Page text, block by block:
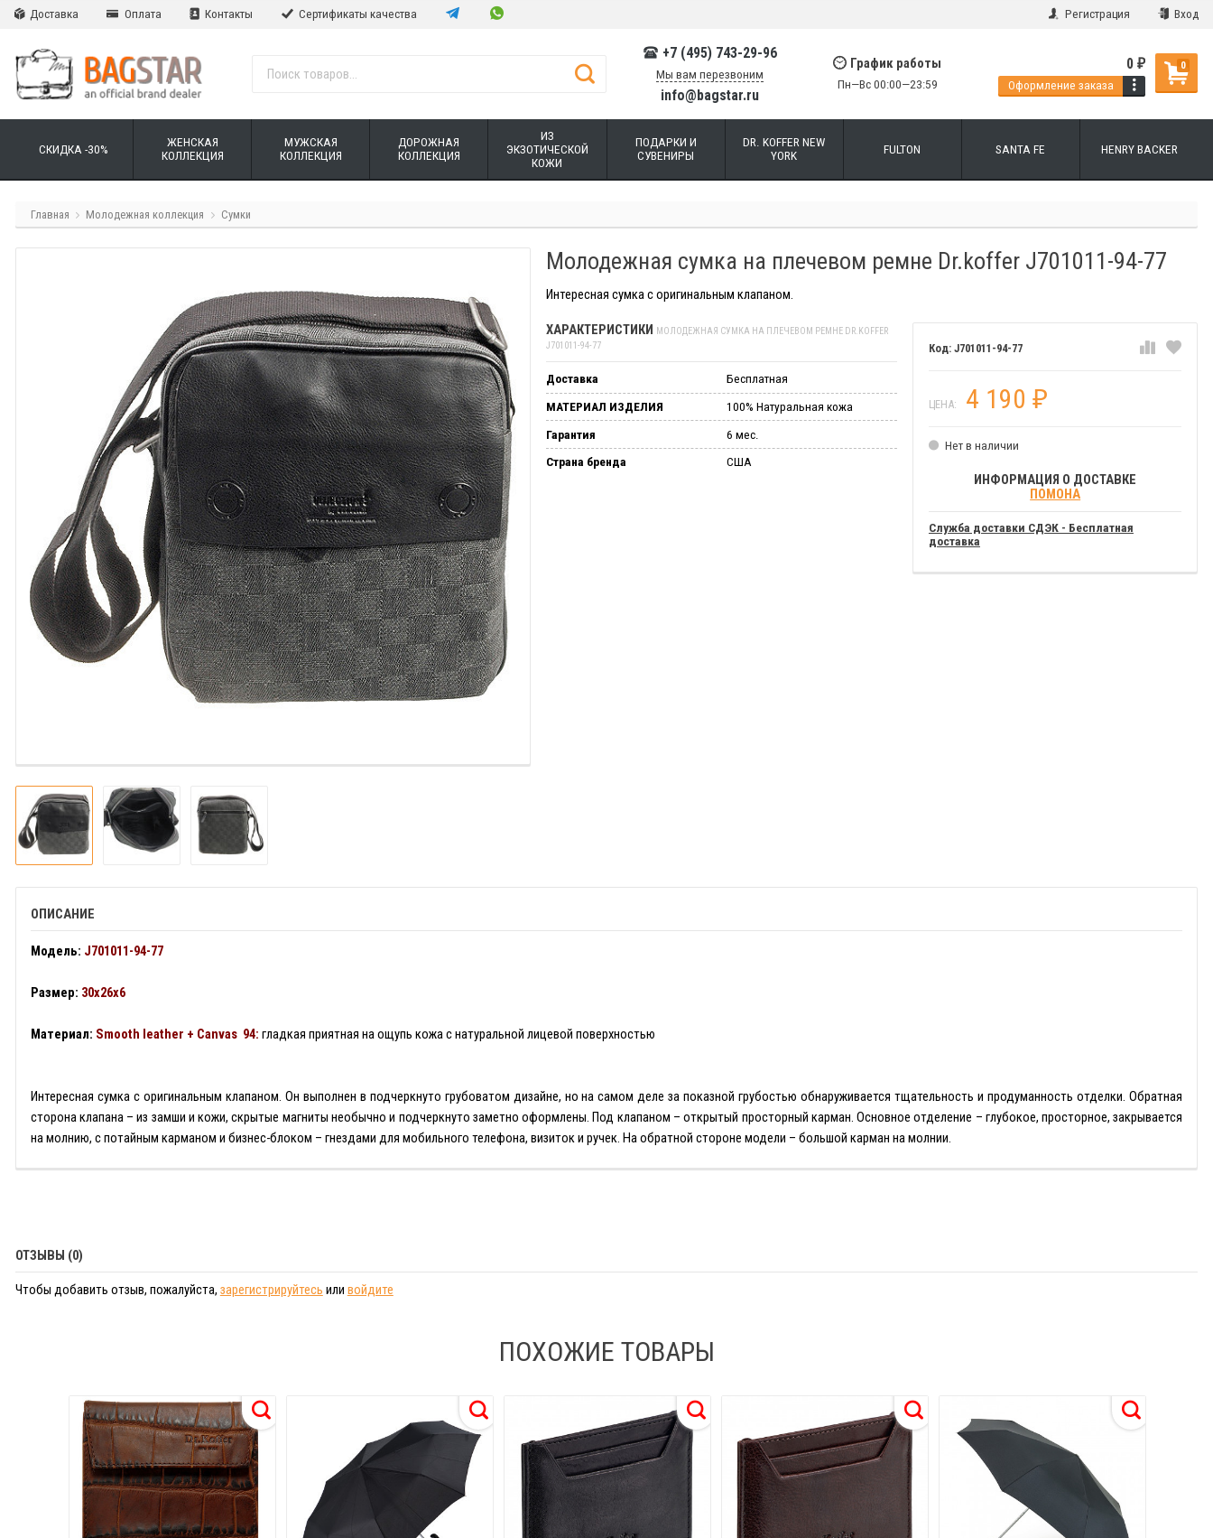
Доставка Оплата Контакты Сертификаты качества Регистрация Вход
+7 (495) 743-29-96
Мы вам перезвоним
info@bagstar.ru
График работы
Пн—Вс 00:00—23:59
0
0₽
Оформление заказа
СКИДКА -30%
ЖЕНСКАЯ
КОЛЛЕКЦИЯ
МУЖСКАЯ
КОЛЛЕКЦИЯ
ДОРОЖНАЯ
КОЛЛЕКЦИЯ
ИЗ
ЭКЗОТИЧЕСКОЙ
КОЖИ
ПОДАРКИ И
СУВЕНИРЫ
DR. KOFFER NEW
YORK
FULTON SANTA FE HENRY BACKER
Главная Молодежная коллекция Сумки
Молодежная сумка на плечевом ремне Dr.koffer J701011-94-77
Интересная сумка с оригинальным клапаном.
J701011-94-77
ЦЕНА: 4 190₽
Нет в наличии
ИНФОРМАЦИЯ О ДОСТАВКЕ
ПОМОНА
Служба доставки СДЭК - Бесплатная
доставка
ХАРАКТЕРИСТИКИ
МОЛОДЕЖНАЯ СУМКА НА ПЛЕЧЕВОМ РЕМНЕ DR.KOFFER
J701011-94-77
Доставка
Бесплатная
МАТЕРИАЛ ИЗДЕЛИЯ
100% Натуральная кожа
Гарантия
6 мес.
Страна бренда
США
ОПИСАНИЕ
Модель: J701011-94-77
Размер: 30x26x6
Материал: Smooth leather + Canvas 94: гладкая приятная на ощупь кожа с натуральной лицевой поверхностью
Интересная сумка с оригинальным клапаном. Он выполнен в подчеркнуто грубоватом дизайне, но на самом деле за показной грубостью обнаруживается тщательность и продуманность отделки. Обратная
сторона клапана – из замши и кожи, скрытые магниты необычно и подчеркнуто заметно оформлены. Под клапаном – открытый просторный карман. Основное отделение – глубокое, просторное, закрывается
на молнию, с потайным карманом и бизнес-блоком – гнездами для мобильного телефона, визиток и ручек. На обратной стороне модели – большой карман на молнии.
ОТЗЫВЫ (0)
Чтобы добавить отзыв, пожалуйста, зарегистрируйтесь или войдите
ПОХОЖИЕ ТОВАРЫ